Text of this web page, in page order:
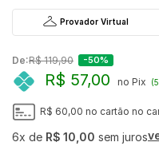
Provador Virtual
De:R$ 119,90 -50%
R$ 57,00 no Pix
R$ 60,00 no cartão no
6x de R$ 10,00 sem juros